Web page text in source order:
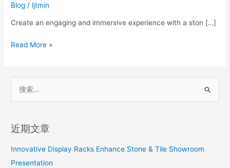
Blog / ljtmin
Create an engaging and immersive experience with a ston […]
Stone
Displays
a
Read More »
近期文章
Innovative Display Racks Enhance Stone & Tile Showroom
Presentation